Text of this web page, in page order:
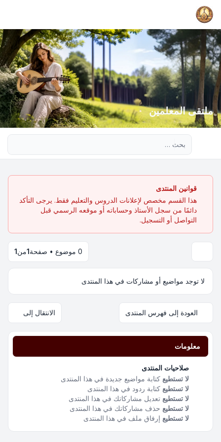
ملتقى المعلمين
قوانين المنتدى
هذا القسم مخصص لإعلانات الدروس والتعليم فقط. يرجى التأكد
دائمًا من سجل الأستاذ وحساباته أو موقعه الرسمي قبل
التواصل أو التسجيل.
0 موضوع • صفحة 1من1
لا توجد مواضيع أو مشاركات في هذا المنتدى
العودة إلى فهرس المنتدى الانتقال إلى
معلومات
صلاحيات المنتدى
لا تستطيع كتابة مواضيع جديدة في هذا المنتدى
لا تستطيع كتابة ردود في هذا المنتدى
لا تستطيع تعديل مشاركاتك في هذا المنتدى
لا تستطيع حذف مشاركاتك في هذا المنتدى
لا تستطيع إرفاق ملف في هذا المنتدى